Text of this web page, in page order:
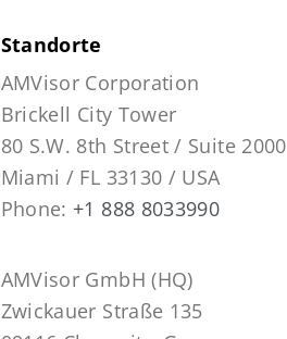
Standorte
AMVisor Corporation
Brickell City Tower
80 S.W. 8th Street / Suite 2000
Miami / FL 33130 / USA
Phone: +1 888 8033990
AMVisor GmbH (HQ)
Zwickauer Straße 135